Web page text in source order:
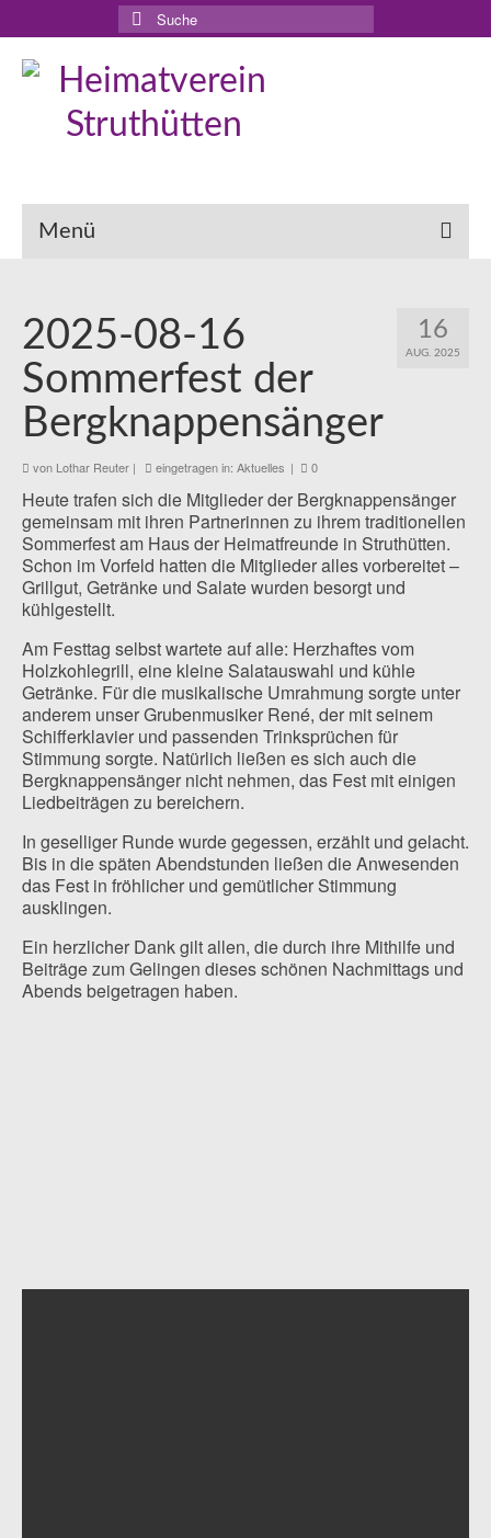
Suche
nach:
Menü
16
AUG. 2025
2025-08-16
Sommerfest der
Bergknappensänger
von Lothar Reuter | eingetragen in: Aktuelles | 0
Heute trafen sich die Mitglieder der Bergknappensänger
gemeinsam mit ihren Partnerinnen zu ihrem traditionellen
Sommerfest am Haus der Heimatfreunde in Struthütten.
Schon im Vorfeld hatten die Mitglieder alles vorbereitet –
Grillgut, Getränke und Salate wurden besorgt und
kühlgestellt.
Am Festtag selbst wartete auf alle: Herzhaftes vom
Holzkohlegrill, eine kleine Salatauswahl und kühle
Getränke. Für die musikalische Umrahmung sorgte unter
anderem unser Grubenmusiker René, der mit seinem
Schifferklavier und passenden Trinksprüchen für
Stimmung sorgte. Natürlich ließen es sich auch die
Bergknappensänger nicht nehmen, das Fest mit einigen
Liedbeiträgen zu bereichern.
In geselliger Runde wurde gegessen, erzählt und gelacht.
Bis in die späten Abendstunden ließen die Anwesenden
das Fest in fröhlicher und gemütlicher Stimmung
ausklingen.
Ein herzlicher Dank gilt allen, die durch ihre Mithilfe und
Beiträge zum Gelingen dieses schönen Nachmittags und
Abends beigetragen haben.